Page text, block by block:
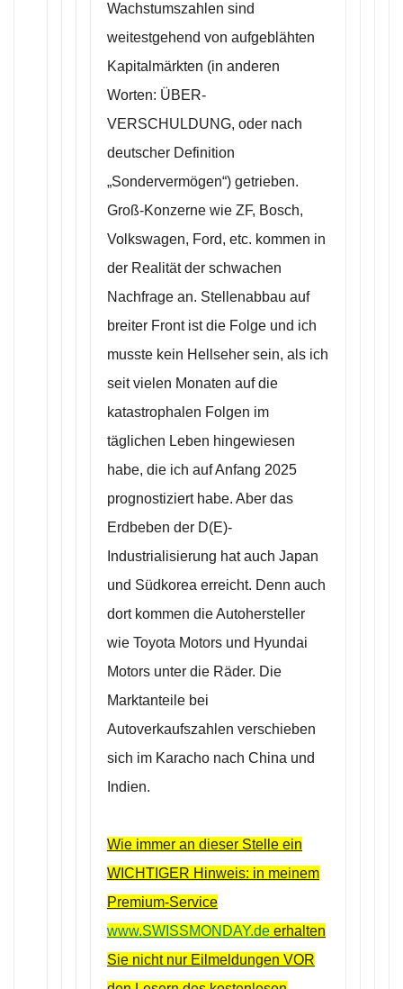
Wachstumszahlen sind
weitestgehend von aufgeblähten
Kapitalmärkten (in anderen
Worten: ÜBER-
VERSCHULDUNG, oder nach
deutscher Definition
„Sondervermögen“) getrieben.
Groß-Konzerne wie ZF, Bosch,
Volkswagen, Ford, etc. kommen in
der Realität der schwachen
Nachfrage an. Stellenabbau auf
breiter Front ist die Folge und ich
musste kein Hellseher sein, als ich
seit vielen Monaten auf die
katastrophalen Folgen im
täglichen Leben hingewiesen
habe, die ich auf Anfang 2025
prognostiziert habe. Aber das
Erdbeben der D(E)-
Industrialisierung hat auch Japan
und Südkorea erreicht. Denn auch
dort kommen die Autohersteller
wie Toyota Motors und Hyundai
Motors unter die Räder. Die
Marktanteile bei
Autoverkaufszahlen verschieben
sich im Karacho nach China und
Indien.
Wie immer an dieser Stelle ein
WICHTIGER Hinweis: in meinem
Premium-Service
www.SWISSMONDAY.de erhalten
Sie nicht nur Eilmeldungen VOR